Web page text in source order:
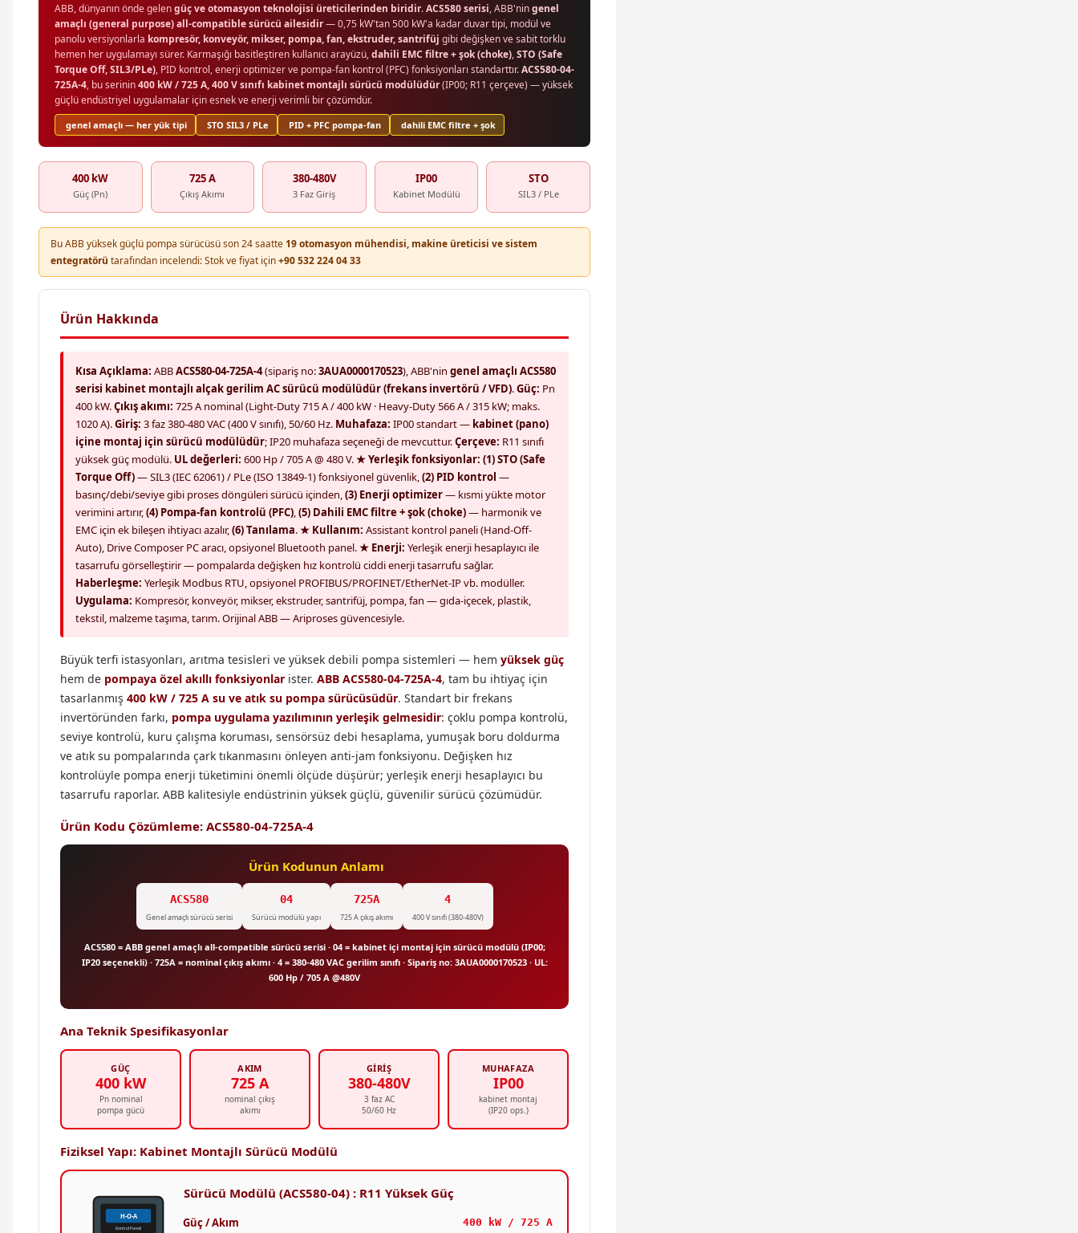
ABB, dünyanın önde gelengüç ve otomasyon teknolojisi üreticilerinden biridir.ACS580 serisi, ABB'ningenel
amaçlı (general purpose) all-compatible sürücü ailesidir— 0,75 kW'tan 500 kW'a kadar duvar tipi, modül ve
panolu versiyonlarla kompresör, konveyör, mikser, pompa, fan, ekstruder, santrifüj gibi değişken ve sabit torklu
hemen her uygulamayı sürer. Karmaşığı basitleştiren kullanıcı arayüzü,dahili EMC filtre + şok (choke),STO (Safe
Torque Off, SIL3/PLe), PID kontrol, enerji optimizer ve pompa-fan kontrol (PFC) fonksiyonları standarttır.ACS580-04-
725A-4, bu serinin400 kW / 725 A, 400 V sınıfı kabinet montajlı sürücü modülüdür(IP00; R11 çerçeve) — yüksek
güçlü endüstriyel uygulamalar için esnek ve enerji verimli bir çözümdür.
genel amaçlı — her yük tipi STO SIL3 / PLe PID + PFC pompa-fan dahili EMC filtre + şok
400 kW
Güç (Pn)
725 A
Çıkış Akımı
380-480V
3 Faz Giriş
IP00
Kabinet Modülü
STO
SIL3 / PLe
Bu ABB yüksek güçlü pompa sürücüsü son 24 saatte 19 otomasyon mühendisi, makine üreticisi ve sistem
entegratörü tarafından incelendi: Stok ve fiyat için+90 532 224 04 33
Ürün Hakkında
Kısa Açıklama: ABBACS580-04-725A-4(sipariş no:3AUA0000170523), ABB'nin genel amaçlı ACS580
serisi kabinet montajlı alçak gerilim AC sürücü modülüdür (frekans invertörü / VFD).Güç: Pn
400 kW.Çıkış akımı: 725 A nominal (Light-Duty 715 A / 400 kW · Heavy-Duty 566 A / 315 kW; maks.
1020 A).Giriş: 3 faz 380-480 VAC (400 V sınıfı), 50/60 Hz. Muhafaza: IP00 standart — kabinet (pano)
içine montaj için sürücü modülüdür; IP20 muhafaza seçeneği de mevcuttur.Çerçeve: R11 sınıfı
yüksek güç modülü. UL değerleri: 600 Hp / 705 A @ 480 V.★ Yerleşik fonksiyonlar: (1) STO (Safe
Torque Off)— SIL3 (IEC 62061) / PLe (ISO 13849-1) fonksiyonel güvenlik,(2) PID kontrol —
basınç/debi/seviye gibi proses döngüleri sürücü içinden,(3) Enerji optimizer— kısmi yükte motor
verimini artırır,(4) Pompa-fan kontrolü (PFC),(5) Dahili EMC filtre + şok (choke)— harmonik ve
EMC için ek bileşen ihtiyacı azalır,(6) Tanılama.★ Kullanım: Assistant kontrol paneli (Hand-Off-
Auto), Drive Composer PC aracı, opsiyonel Bluetooth panel.★ Enerji: Yerleşik enerji hesaplayıcı ile
tasarrufu görselleştirir — pompalarda değişken hız kontrolü ciddi enerji tasarrufu sağlar.
Haberleşme: Yerleşik Modbus RTU, opsiyonel PROFIBUS/PROFINET/EtherNet-IP vb. modüller.
Uygulama: Kompresör, konveyör, mikser, ekstruder, santrifüj, pompa, fan — gıda-içecek, plastik,
tekstil, malzeme taşıma, tarım. Orijinal ABB — Ariproses güvencesiyle.
Büyük terfi istasyonları, arıtma tesisleri ve yüksek debili pompa sistemleri — hem yüksek güç
hem de pompaya özel akıllı fonksiyonlar ister. ABB ACS580-04-725A-4, tam bu ihtiyaç için
tasarlanmış 400 kW / 725 A su ve atık su pompa sürücüsüdür. Standart bir frekans
invertöründen farkı, pompa uygulama yazılımının yerleşik gelmesidir: çoklu pompa kontrolü,
seviye kontrolü, kuru çalışma koruması, sensörsüz debi hesaplama, yumuşak boru doldurma
ve atık su pompalarında çark tıkanmasını önleyen anti-jam fonksiyonu. Değişken hız
kontrolüyle pompa enerji tüketimini önemli ölçüde düşürür; yerleşik enerji hesaplayıcı bu
tasarrufu raporlar. ABB kalitesiyle endüstrinin yüksek güçlü, güvenilir sürücü çözümüdür.
Ürün Kodu Çözümleme: ACS580-04-725A-4
Ürün Kodunun Anlamı
ACS580
Genel amaçlı sürücü serisi
04
Sürücü modülü yapı
725A
725 A çıkış akımı
4
400 V sınıfı (380-480V)
ACS580 = ABB genel amaçlı all-compatible sürücü serisi · 04 = kabinet içi montaj için sürücü modülü (IP00;
IP20 seçenekli) · 725A = nominal çıkış akımı · 4 = 380-480 VAC gerilim sınıfı · Sipariş no: 3AUA0000170523 · UL:
600 Hp / 705 A @480V
Ana Teknik Spesifikasyonlar
GÜÇ
400 kW
Pn nominal
pompa gücü
AKIM
725 A
nominal çıkış
akımı
GIRIŞ
380-480V
3 faz AC
50/60 Hz
MUHAFAZA
IP00
kabinet montaj
(IP20 ops.)
Fiziksel Yapı: Kabinet Montajlı Sürücü Modülü
H-O-A
Kontrol Paneli
Sürücü Modülü (ACS580-04) : R11 Yüksek Güç
Güç / Akım 400 kW / 725 A